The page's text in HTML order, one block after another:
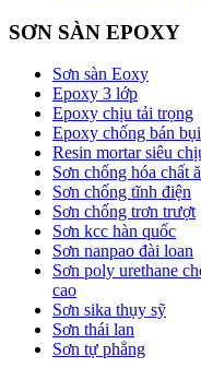
SƠN SÀN EPOXY
Sơn sàn Eoxy
Epoxy 3 lớp
Epoxy chịu tải trọng
Epoxy chống bán bụi
Resin mortar siêu
Sơn chống hóa chất
Sơn chống tĩnh điện
Sơn chống trơn trượt
Sơn kcc hàn quốc
Sơn nanpao đài loan
Sơn poly urethane
cao
Sơn sika thụy sỹ
Sơn thái lan
Sơn tự phẳng